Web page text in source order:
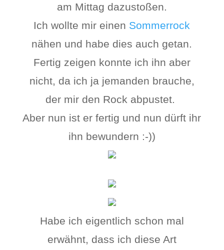
am Mittag dazustoßen.
Ich wollte mir einen Sommerrock
nähen und habe dies auch getan.
Fertig zeigen konnte ich ihn aber
nicht, da ich ja jemanden brauche,
der mir den Rock abpustet.
Aber nun ist er fertig und nun dürft ihr
ihn bewundern :-))
Habe ich eigentlich schon mal
erwähnt, dass ich diese Art